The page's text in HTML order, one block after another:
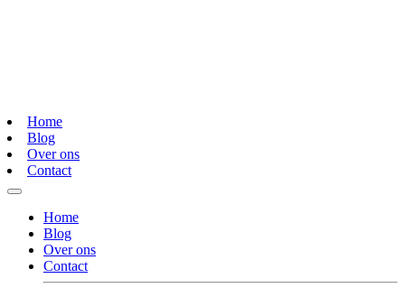
Home
Blog
Over ons
Contact
Home
Blog
Over ons
Contact